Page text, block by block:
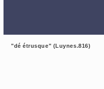
"dé étrusque" (Luynes.816)